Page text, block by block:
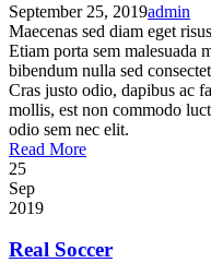
September 25, 2019admin
Maecenas sed diam eget
Etiam porta sem malesuada
bibendum nulla sed
Cras justo odio, dapibus ac
mollis, est non commodo
odio sem nec elit.
Read More
25
Sep
2019
Real Soccer